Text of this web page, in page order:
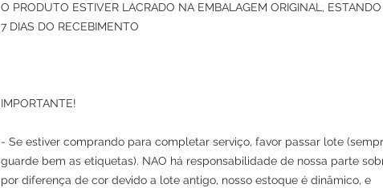
O PRODUTO ESTIVER LACRADO NA EMBALAGEM ORIGINAL,
7 DIAS DO RECEBIMENTO
IMPORTANTE!
- Se estiver comprando para completar serviço, favor passar lote
guarde bem as etiquetas). NAO há responsabilidade de nossa parte
por diferença de cor devido a lote antigo, nosso estoque é dinâmico, e